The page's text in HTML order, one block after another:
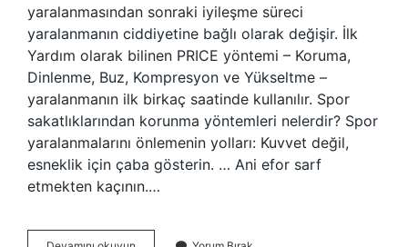
yaralanmasından sonraki iyileşme süreci
yaralanmanın ciddiyetine bağlı olarak değişir. İlk
Yardım olarak bilinen PRICE yöntemi – Koruma,
Dinlenme, Buz, Kompresyon ve Yükseltme –
yaralanmanın ilk birkaç saatinde kullanılır. Spor
sakatlıklarından korunma yöntemleri nelerdir? Spor
yaralanmalarını önlemenin yolları: Kuvvet değil,
esneklik için çaba gösterin. … Ani efor sarf
etmekten kaçının.…